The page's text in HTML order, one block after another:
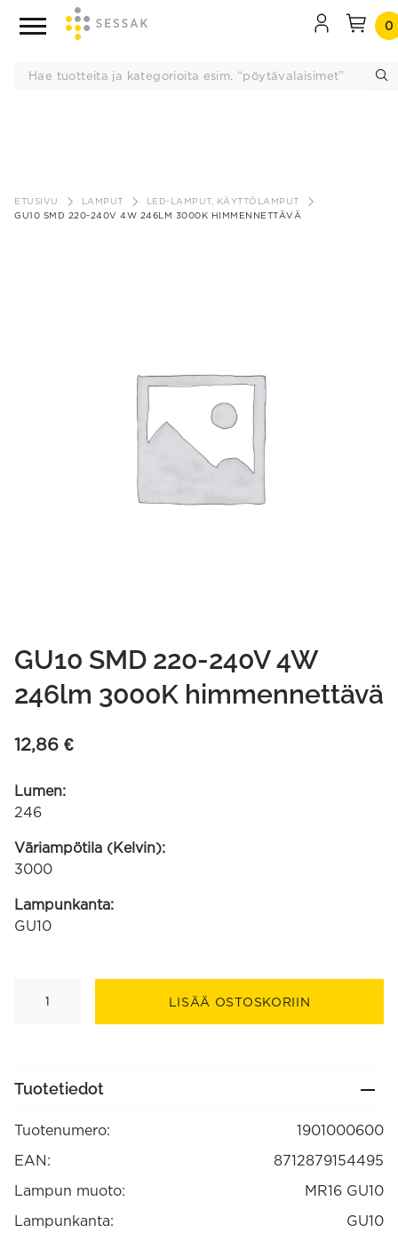
sisältöön
0
ETUSIVU LAMPUT
LED-LAMPUT, KÄYTTÖLAMPUT
GU10 SMD 220-240V 4W 246LM 3000K HIMMENNETTÄVÄ
GU10 SMD 220-240V 4W
246lm 3000K himmennettävä
12,86 €
Lumen:
246
Väriampötila (Kelvin):
3000
Lampunkanta:
GU10
määrä
LISÄÄ OSTOSKORIIN
Tuotetiedot
Tuotenumero:
1901000600
EAN:
8712879154495
Lampun muoto:
MR16 GU10
Lampunkanta:
GU10